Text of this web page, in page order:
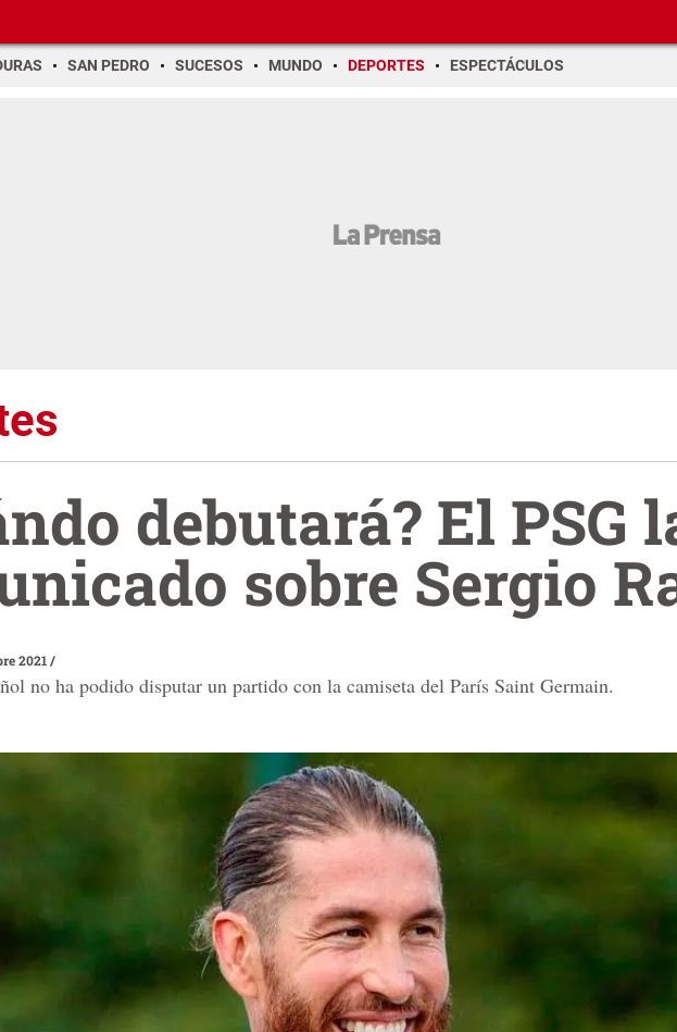
SAN PEDRO SUCESOS MUNDO DEPORTES ESPECTÁCULOS
debutará? El PSG
sobre Sergio
2021 /
no ha podido disputar un partido con la camiseta del París Saint Germain.